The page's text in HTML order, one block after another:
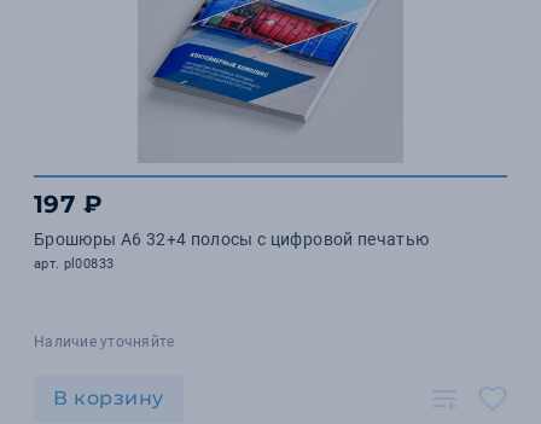
197 ₽
Брошюры А6 32+4 полосы с цифровой печатью
арт. pl00833
Наличие уточняйте
В корзину